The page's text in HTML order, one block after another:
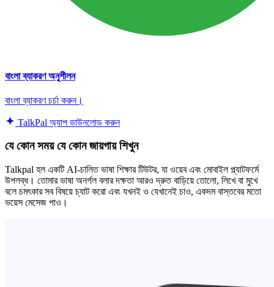
বাংলা ব্যাকরণ অনুশীলন
বাংলা ব্যাকরণ চর্চা করুন।
TalkPal অ্যাপ ডাউনলোড করুন
যে কোন সময় যে কোন জায়গায় শিখুন
Talkpal হল একটি AI-চালিত ভাষা শিক্ষার টিউটর, যা ওয়েব এবং মোবাইল প্ল্যাটফর্মে
উপলব্ধ। তোমার ভাষা অনর্গল বলার দক্ষতা আরও দ্রুত বাড়িয়ে তোলো, লিখে বা মুখে
বলে চমৎকার সব বিষয়ে চ্যাট করো এবং যখনই ও যেখানেই চাও, একদম বাস্তবের মতো
ভয়েস মেসেজ পাও।